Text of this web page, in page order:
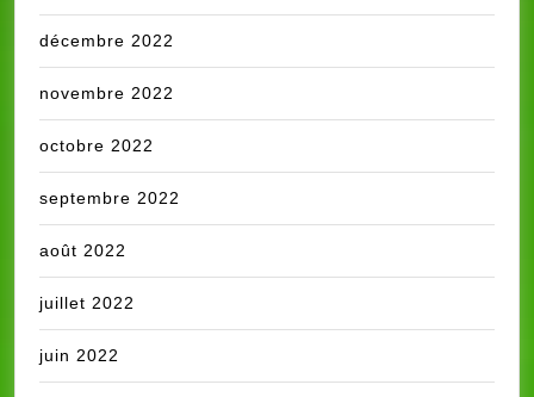
décembre 2022
novembre 2022
octobre 2022
septembre 2022
août 2022
juillet 2022
juin 2022